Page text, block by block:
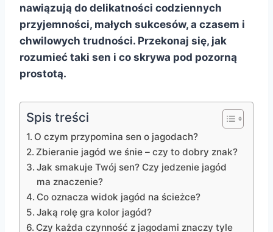
nawiązują do delikatności codziennych
przyjemności, małych sukcesów, a czasem i
chwilowych trudności. Przekonaj się, jak
rozumieć taki sen i co skrywa pod pozorną
prostotą.
Spis treści
O czym przypomina sen o jagodach?
Zbieranie jagód we śnie – czy to dobry znak?
Jak smakuje Twój sen? Czy jedzenie jagód
ma znaczenie?
Co oznacza widok jagód na ścieżce?
Jaką rolę gra kolor jagód?
Czy każda czynność z jagodami znaczy tyle